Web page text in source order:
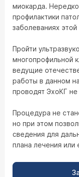
миокарда.
профилактики
заболеваниях
Пройти
многопрофильной
ведущие
работы в данном
проводят ЭхоКГ
Процедура не
но при этом
сведения для
плана лечения